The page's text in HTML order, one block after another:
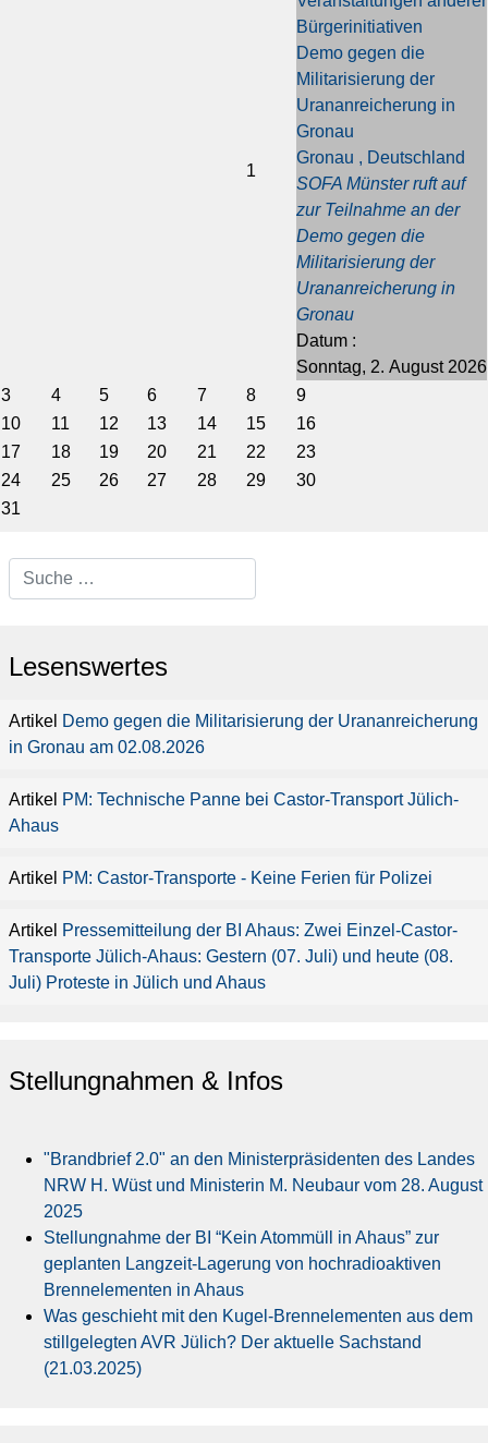
1
Bürgerinitiativen
Demo gegen die
Militarisierung der
Urananreicherung in
Gronau
Gronau , Deutschland
SOFA Münster ruft auf
zur Teilnahme an der
Demo gegen die
Militarisierung der
Urananreicherung in
Gronau
Datum :
Sonntag, 2. August 2026
3
4 5 6 7 8
9
10
11 12 13 14 15
16
17
18 19 20 21 22
23
24
25 26 27 28 29
30
31
Lesenswertes
Demo gegen die Militarisierung der Urananreicherung
in Gronau am 02.08.2026
PM: Technische Panne bei Castor-Transport Jülich-
Ahaus
PM: Castor-Transporte - Keine Ferien für Polizei
Pressemitteilung der BI Ahaus: Zwei Einzel-Castor-
Transporte Jülich-Ahaus: Gestern (07. Juli) und heute (08.
Juli) Proteste in Jülich und Ahaus
Stellungnahmen & Infos
"Brandbrief 2.0" an den Ministerpräsidenten des Landes
NRW H. Wüst und Ministerin M. Neubaur vom 28. August
2025
Stellungnahme der BI “Kein Atommüll in Ahaus” zur
geplanten Langzeit-Lagerung von hochradioaktiven
Brennelementen in Ahaus
Was geschieht mit den Kugel-Brennelementen aus dem
stillgelegten AVR Jülich? Der aktuelle Sachstand
(21.03.2025)